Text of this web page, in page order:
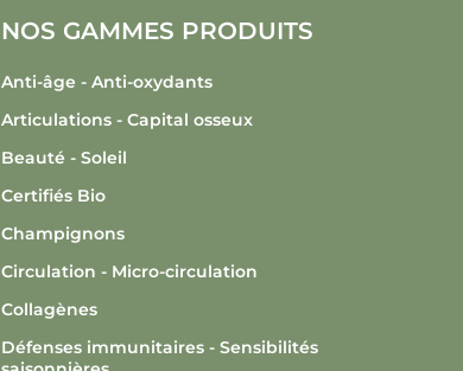
NOS GAMMES PRODUITS
Anti-âge - Anti-oxydants
Articulations - Capital osseux
Beauté - Soleil
Certifiés Bio
Champignons
Circulation - Micro-circulation
Collagènes
Défenses immunitaires - Sensibilités